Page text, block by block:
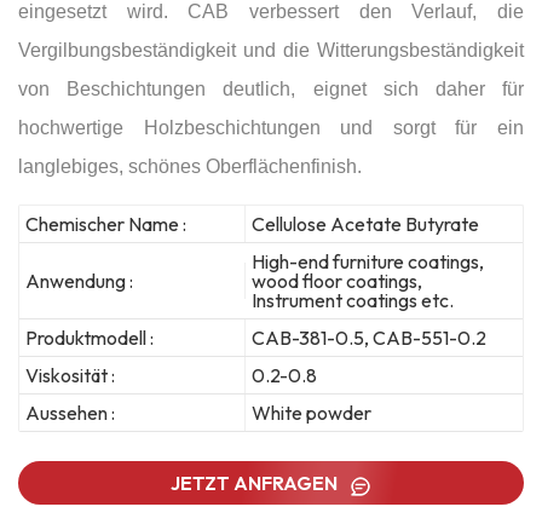
eingesetzt wird. CAB verbessert den Verlauf, die
Vergilbungsbeständigkeit und die Witterungsbeständigkeit
von Beschichtungen deutlich, eignet sich daher für
hochwertige Holzbeschichtungen und sorgt für ein
langlebiges, schönes Oberflächenfinish.
Chemischer Name : Cellulose Acetate Butyrate
Anwendung :
High-end furniture coatings,
wood floor coatings,
Instrument coatings etc.
Produktmodell :
CAB-381-0.5, CAB-551-0.2
Viskosität :
0.2-0.8
Aussehen :
White powder
JETZT ANFRAGEN